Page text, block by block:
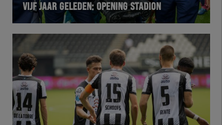
VIJF JAAR GELEDEN: OPENING STADION